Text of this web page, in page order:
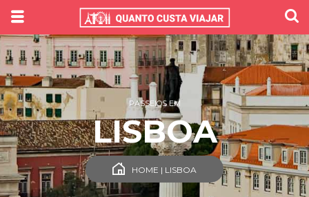
PASSEIOS EM
LISBOA
HOME | LISBOA